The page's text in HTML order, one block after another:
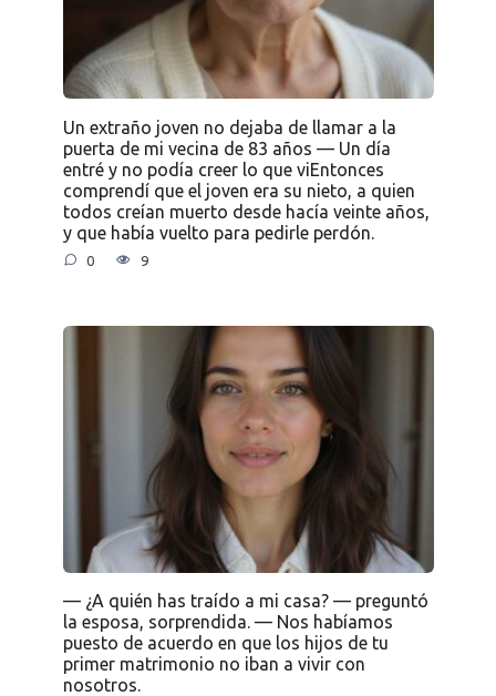
Un extraño joven no dejaba de llamar a la
puerta de mi vecina de 83 años — Un día
entré y no podía creer lo que viEntonces
comprendí que el joven era su nieto, a quien
todos creían muerto desde hacía veinte años,
y que había vuelto para pedirle perdón.
0 9
— ¿A quién has traído a mi casa? — preguntó
la esposa, sorprendida. — Nos habíamos
puesto de acuerdo en que los hijos de tu
primer matrimonio no iban a vivir con
nosotros.